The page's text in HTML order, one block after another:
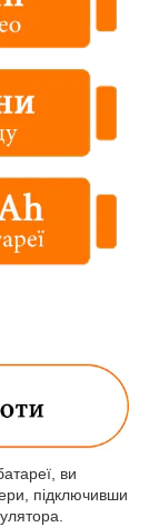
ви
підключивши